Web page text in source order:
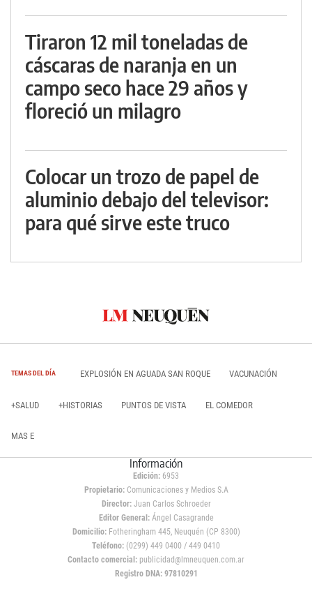
Tiraron 12 mil toneladas de
cáscaras de naranja en un
campo seco hace 29 años y
floreció un milagro
Colocar un trozo de papel de
aluminio debajo del televisor:
para qué sirve este truco
TEMAS DEL DÍA EXPLOSIÓN EN AGUADA SAN ROQUE VACUNACIÓN
+SALUD +HISTORIAS PUNTOS DE VISTA EL COMEDOR
MAS E
Información
Edición: 6953
Propietario:Comunicaciones y Medios S.A
Director: Juan Carlos Schroeder
Editor General:Ángel Casagrande
Domicilio:Fotheringham 445, Neuquén (CP 8300)
Teléfono: (0299) 449 0400 / 449 0410
Contacto comercial: publicidad@lmneuquen.com.ar
Registro DNA: 97810291